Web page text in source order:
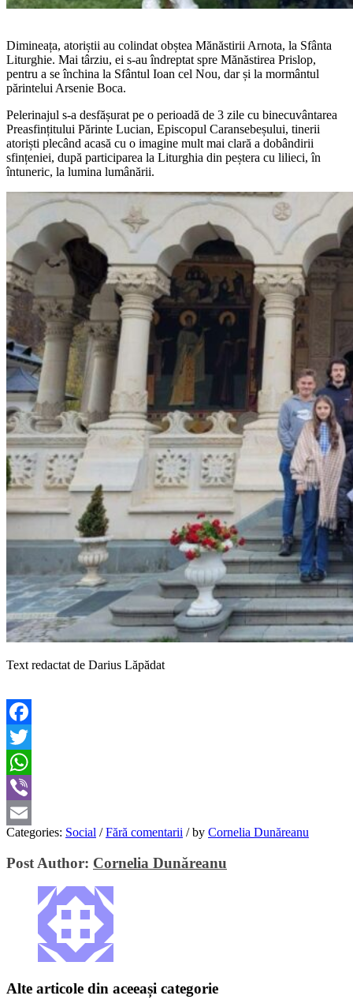
Dimineața, atoriștii au colindat obștea Mănăstirii Arnota, la Sfânta
Liturghie. Mai târziu, ei s-au îndreptat spre Mănăstirea Prislop,
pentru a se închina la Sfântul Ioan cel Nou, dar și la mormântul
părintelui Arsenie Boca.
Pelerinajul s-a desfășurat pe o perioadă de 3 zile cu binecuvântarea
Preasfințitului Părinte Lucian, Episcopul Caransebeșului, tinerii
atoriști plecând acasă cu o imagine mult mai clară a dobândirii
sfințeniei, după participarea la Liturghia din peștera cu lilieci, în
întuneric, la lumina lumânării.
Text redactat de Darius Lăpădat
Facebook
Twitter
WhatsApp
Viber
Email
Categories: Social / Fără comentarii /by Cornelia Dunăreanu
Post Author: Cornelia Dunăreanu
Alte articole din aceeași categorie